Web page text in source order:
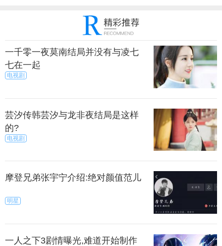
倾听
是一个听和说的双向体验，所以学会听也是非常
重要的。听他讲的时候，眼神注视着他，这是礼貌问
题。在他讲完之后，想想他的主要意思，并给他建
议，让他有想和你讨论的欲望。
下一页
一千零一夜莫南结局并没有与凌七
七在一起
电视剧
芸汐传韩芸汐与龙非夜结局是这样
的?
电视剧
摩登兄弟张宇宁介绍:绝对颜值范儿
明星
一人之下3剧情曝光,难道开始制作